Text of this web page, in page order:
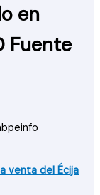
en
Fuente
venta del Écija